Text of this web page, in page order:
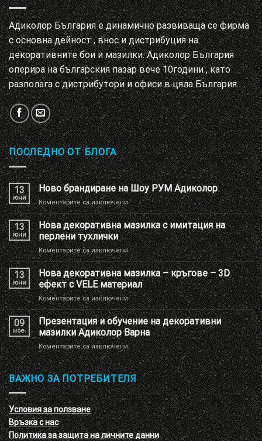
Адиколор България е динамично развиваща се фирма
с основна дейност , внос и дистрибуция на
декоративните бои и мазилки. Адиколор България
оперира на българския пазар вече 10години , като
разполага с дистрибутори и офиси в цяла България.
ПОСЛЕДНО ОТ БЛОГА
13
юни
Ново брандиране на Шоу РУМ Адиколор
Коментарите са изключениза
Ново
брандиране
на
Шоу
РУМ
Адиколор
13
юни
Нова декоративна мазилка с имитация на
перлени тухлички
Коментарите са изключениза
Нова
декоративна
мазилка
с
имитация
на
перлени
тухлички
13
юни
Нова декоративна мазилка – кръгове – 3D
ефект с VELE материал
Коментарите са изключениза
Нова
декоративна
мазилка
–
кръгове
–
3D
ефект
с
VELE
материал
09
ное.
Презентация и обучение на декоративни
мазилки Адиколор Варна
Коментарите са изключениза
Презентация
и
обучение
на
декоративни
мазилки
Адиколор
Варна
ВАЖНО ЗА ПОТРЕБИТЕЛЯ
Условия за ползване
Връзка с нас
Политика за защита на личните данни